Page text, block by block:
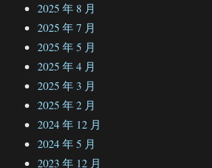
2025 年 8 月
2025 年 7 月
2025 年 5 月
2025 年 4 月
2025 年 3 月
2025 年 2 月
2024 年 12 月
2024 年 5 月
2023 年 12 月